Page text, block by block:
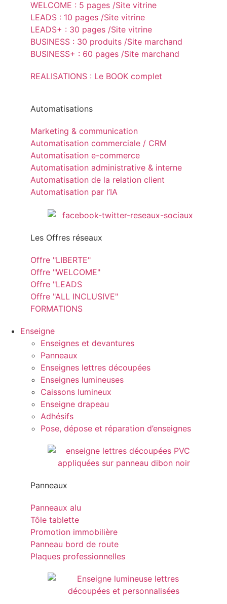
WELCOME : 5 pages /Site vitrine
LEADS : 10 pages /Site vitrine
LEADS+ : 30 pages /Site vitrine
BUSINESS : 30 produits /Site marchand
BUSINESS+ : 60 pages /Site marchand
REALISATIONS : Le BOOK complet
Automatisations
Marketing & communication
Automatisation commerciale / CRM
Automatisation e-commerce
Automatisation administrative & interne
Automatisation de la relation client
Automatisation par l’IA
Les Offres réseaux
Offre "LIBERTE"
Offre "WELCOME"
Offre "LEADS
Offre "ALL INCLUSIVE"
FORMATIONS
Enseigne
Enseignes et devantures
Panneaux
Enseignes lettres découpées
Enseignes lumineuses
Caissons lumineux
Enseigne drapeau
Adhésifs
Pose, dépose et réparation d’enseignes
Panneaux
Panneaux alu
Tôle tablette
Promotion immobilière
Panneau bord de route
Plaques professionnelles